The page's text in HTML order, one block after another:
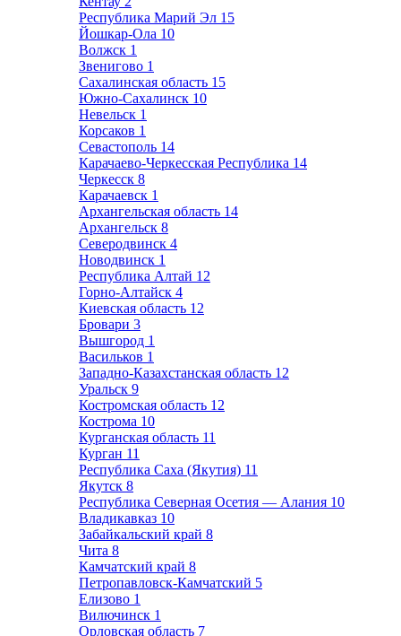
Республика Марий Эл 15
Йошкар-Ола 10
Волжск 1
Звенигово 1
Сахалинская область 15
Южно-Сахалинск 10
Невельск 1
Корсаков 1
Севастополь 14
Карачаево-Черкесская Республика 14
Черкесск 8
Карачаевск 1
Архангельская область 14
Архангельск 8
Северодвинск 4
Новодвинск 1
Республика Алтай 12
Горно-Алтайск 4
Киевская область 12
Бровари 3
Вышгород 1
Васильков 1
Западно-Казахстанская область 12
Уральск 9
Костромская область 12
Кострома 10
Курганская область 11
Курган 11
Республика Саха (Якутия) 11
Якутск 8
Республика Северная Осетия — Алания 10
Владикавказ 10
Забайкальский край 8
Чита 8
Камчатский край 8
Петропавловск-Камчатский 5
Елизово 1
Вилючинск 1
Орловская область 7